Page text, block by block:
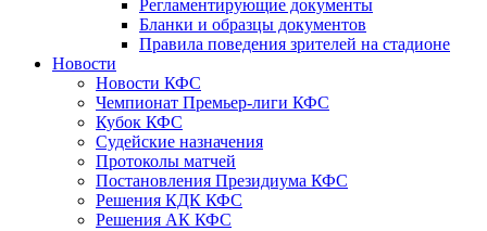
Регламентирующие документы
Бланки и образцы документов
Правила поведения зрителей на стадионе
Новости
Новости КФС
Чемпионат Премьер-лиги КФС
Кубок КФС
Судейские назначения
Протоколы матчей
Постановления Президиума КФС
Решения КДК КФС
Решения АК КФС